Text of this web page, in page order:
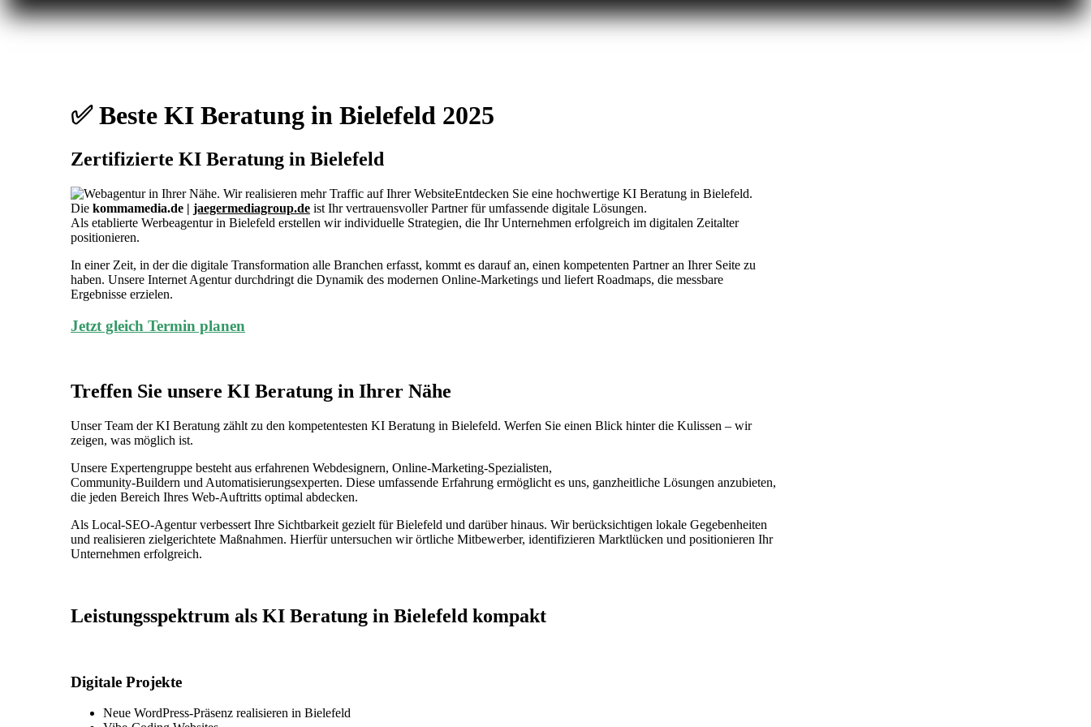
✅ Beste KI Beratung in Bielefeld 2025
Zertifizierte KI Beratung in Bielefeld
Entdecken Sie eine hochwertige KI Beratung in Bielefeld.
Die kommamedia.de | jaegermediagroup.de ist Ihr vertrauensvoller Partner für umfassende digitale Lösungen.
Als etablierte Werbeagentur in Bielefeld erstellen wir individuelle Strategien, die Ihr Unternehmen erfolgreich im digitalen Zeitalter
positionieren.
In einer Zeit, in der die digitale Transformation alle Branchen erfasst, kommt es darauf an, einen kompetenten Partner an Ihrer Seite zu
haben. Unsere Internet Agentur durchdringt die Dynamik des modernen Online-Marketings und liefert Roadmaps, die messbare
Ergebnisse erzielen.
Jetzt gleich Termin planen
Treffen Sie unsere KI Beratung in Ihrer Nähe
Unser Team der KI Beratung zählt zu den kompetentesten KI Beratung in Bielefeld. Werfen Sie einen Blick hinter die Kulissen – wir
zeigen, was möglich ist.
Unsere Expertengruppe besteht aus erfahrenen Webdesignern, Online-Marketing-Spezialisten,
Community-Buildern und Automatisierungsexperten. Diese umfassende Erfahrung ermöglicht es uns, ganzheitliche Lösungen anzubieten,
die jeden Bereich Ihres Web-Auftritts optimal abdecken.
Als Local-SEO-Agentur verbessert Ihre Sichtbarkeit gezielt für Bielefeld und darüber hinaus. Wir berücksichtigen lokale Gegebenheiten
und realisieren zielgerichtete Maßnahmen. Hierfür untersuchen wir örtliche Mitbewerber, identifizieren Marktlücken und positionieren Ihr
Unternehmen erfolgreich.
Leistungsspektrum als KI Beratung in Bielefeld kompakt
Digitale Projekte
Neue WordPress-Präsenz realisieren in Bielefeld